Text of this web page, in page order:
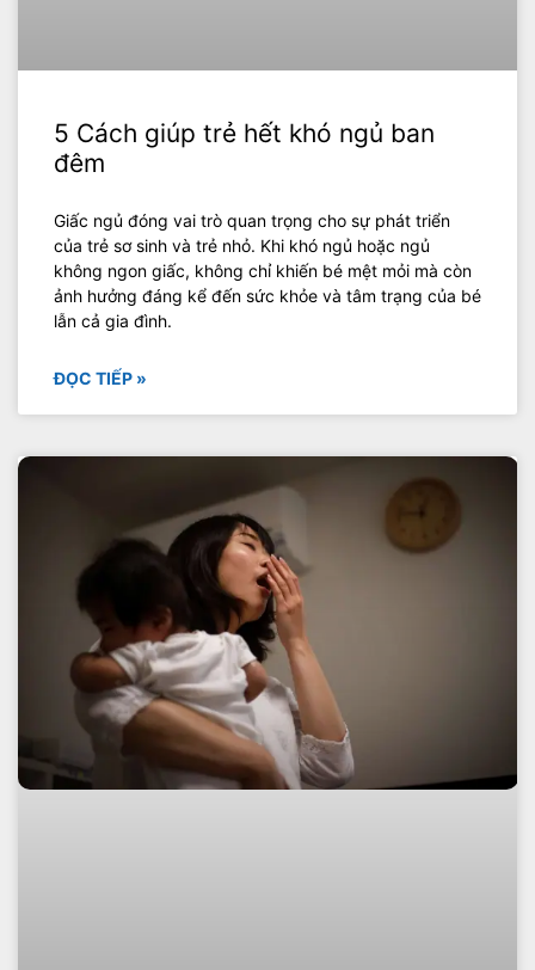
5 Cách giúp trẻ hết khó ngủ ban
đêm
Giấc ngủ đóng vai trò quan trọng cho sự phát triển
của trẻ sơ sinh và trẻ nhỏ. Khi khó ngủ hoặc ngủ
không ngon giấc, không chỉ khiến bé mệt mỏi mà còn
ảnh hưởng đáng kể đến sức khỏe và tâm trạng của bé
lẫn cả gia đình.
ĐỌC TIẾP »